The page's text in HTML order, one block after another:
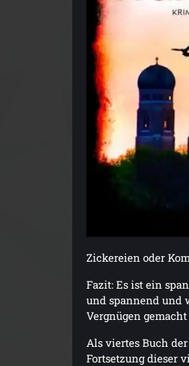
Zickereien oder
Fazit: Es ist ein
und spannend und
Vergnügen
Als viertes Buch
Fortsetzung dieser